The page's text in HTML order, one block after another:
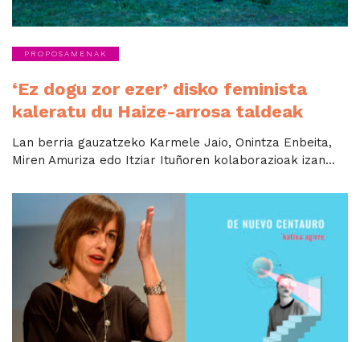
PROPOSAMENAK
‘Ez dogu zor ezer’ disko feminista
kaleratu du Haize-arrosa taldeak
Lan berria gauzatzeko Karmele Jaio, Onintza Enbeita,
Miren Amuriza edo Itziar Ituñoren kolaborazioak izan...